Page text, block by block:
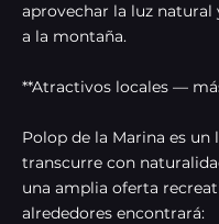
aprovechar la luz
a la montaña.
**Atractivos locales —
Polop de la Marina es
transcurre con
una amplia oferta
alrededores encontrará: